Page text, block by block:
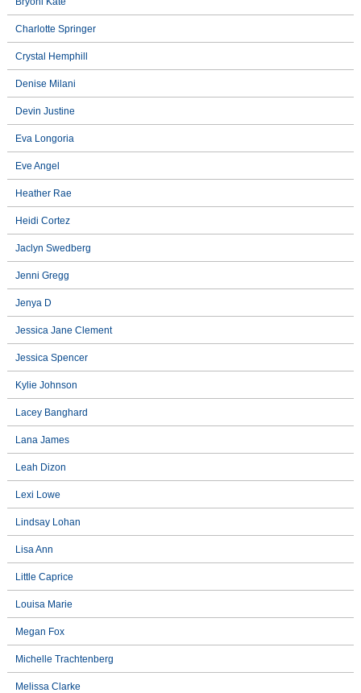
Charlotte Springer
Crystal Hemphill
Denise Milani
Devin Justine
Eva Longoria
Eve Angel
Heather Rae
Heidi Cortez
Jaclyn Swedberg
Jenni Gregg
Jenya D
Jessica Jane Clement
Jessica Spencer
Kylie Johnson
Lacey Banghard
Lana James
Leah Dizon
Lexi Lowe
Lindsay Lohan
Lisa Ann
Little Caprice
Louisa Marie
Megan Fox
Michelle Trachtenberg
Melissa Clarke